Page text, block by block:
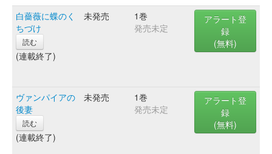
白薔薇に蝶のく
ちづけ
読む
(連載終了)
未発売
1巻
発売未定
アラート登
録
(無料)
ヴァンパイアの
後妻
読む
(連載終了)
未発売
1巻
発売未定
アラート登
録
(無料)